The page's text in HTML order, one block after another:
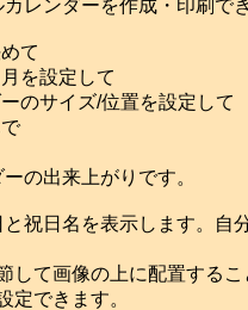
レンダーを作成・印刷で
て
を設定して
のサイズ/位置を設定して
の出来上がりです。
祝日名を表示します。自
して画像の上に配置する
定できます。